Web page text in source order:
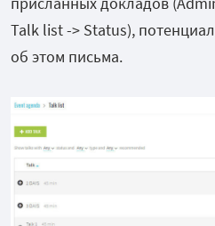
Talk list -> Status),
об этом письма.